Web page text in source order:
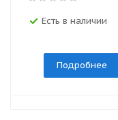
Есть в наличии
Подробнее